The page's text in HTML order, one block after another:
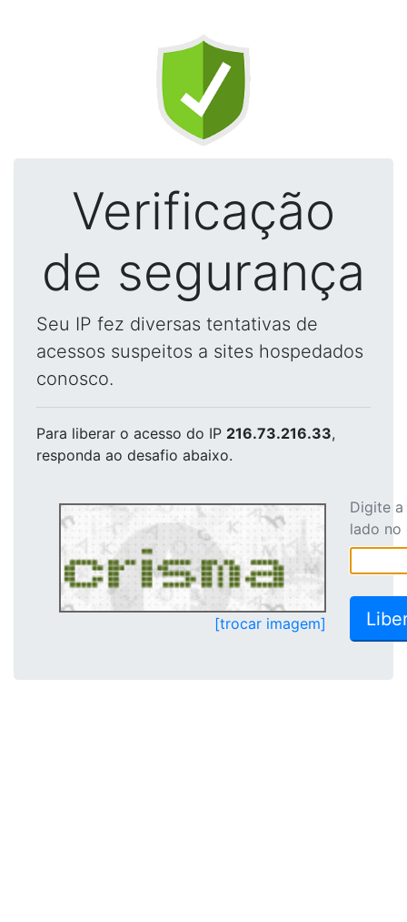
Verificação
de segurança
Seu IP fez diversas tentativas de
acessos suspeitos a sites hospedados
conosco.
Para liberar o acesso do IP 216.73.216.33,
responda ao desafio abaixo.
[trocar imagem]
Digite
lado no